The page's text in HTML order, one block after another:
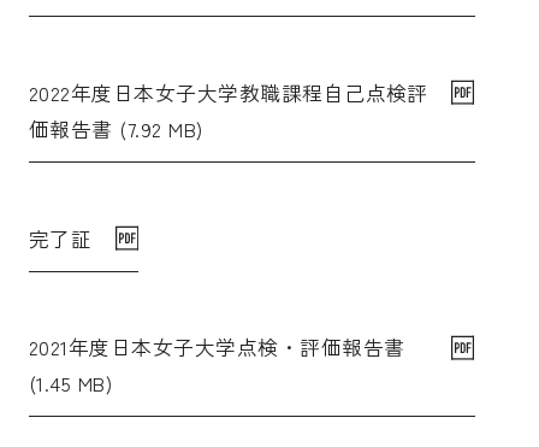
2022年度日本女子大学教職課程自己点検評
価報告書 (7.92 MB)
完了証
2021年度日本女子大学点検・評価報告書
(1.45 MB)